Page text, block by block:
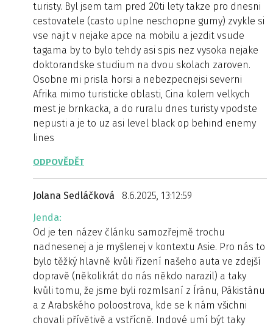
turisty. Byl jsem tam pred 20ti lety takze pro dnesni
cestovatele (casto uplne neschopne gumy) zvykle si
vse najit v nejake apce na mobilu a jezdit vsude
tagama by to bylo tehdy asi spis nez vysoka nejake
doktorandske studium na dvou skolach zaroven.
Osobne mi prisla horsi a nebezpecnejsi severni
Afrika mimo turisticke oblasti, Cina kolem velkych
mest je brnkacka, a do ruralu dnes turisty vpodste
nepusti a je to uz asi level black op behind enemy
lines
ODPOVĚDĚT
Jolana Sedláčková
8.6.2025, 13:12:59
Jenda:
Od je ten název článku samozřejmě trochu
nadnesenej a je myšlenej v kontextu Asie. Pro nás to
bylo těžký hlavně kvůli řízení našeho auta ve zdejší
dopravě (několikrát do nás někdo narazil) a taky
kvůli tomu, že jsme byli rozmlsaní z Íránu, Pákistánu
a z Arabského poloostrova, kde se k nám všichni
chovali přívětivě a vstřícně. Indové umí být taky